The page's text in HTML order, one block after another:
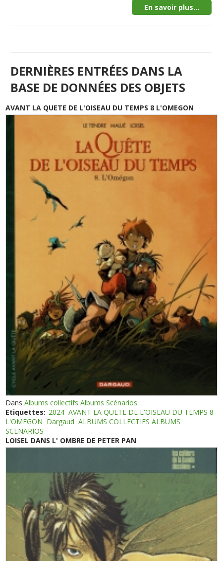
En savoir plus...
DERNIÈRES ENTRÉES DANS LA
BASE DE DONNÉES DES OBJETS
AVANT LA QUETE DE L'OISEAU DU TEMPS 8 L'OMEGON
DansAlbums collectifs Albums Scénarios
Etiquettes: 2024 AVANT LA QUETE DE L'OISEAU DU TEMPS 8
L'OMEGON Dargaud ALBUMS COLLECTIFS ALBUMS
SCENARIOS
LOISEL DANS L' OMBRE DE PETER PAN